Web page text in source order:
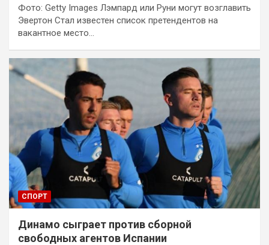
Фото: Getty Images Лэмпард или Руни могут возглавить
Эвертон Стал известен список претендентов на
вакантное место…
СПОРТ
Динамо сыграет против сборной
свободных агентов Испании